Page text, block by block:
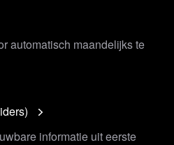
automatisch maandelijks te
informatie uit eerste